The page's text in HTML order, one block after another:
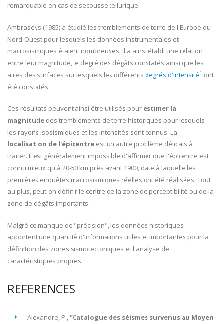
remarquable en cas de secousse tellurique.
Ambraseys (1985) a étudié les tremblements de terre de l'Europe du
Nord-Ouest pour lesquels les données instrumentales et
macrosismiques étaient nombreuses. Il a ainsi établi une relation
entre leur magnitude, le degré des dégâts constatés ainsi que les
aires des surfaces sur lesquels les différents degrés d'intensité1 ont
été constatés.
Ces résultats peuvent ainsi être utilisés pour estimer la
magnitude des tremblements de terre historiques pour lesquels
les rayons isosismiques et les intensités sont connus. La
localisation de l'épicentre est un autre problème délicats à
traiter. Il est généralement impossible d'affirmer que l'épicentre est
connu mieux qu'à 20-50 km près avant 1900, date à laquelle les
premières enquêtes macrosismiques réelles ont été réalisées. Tout
au plus, peut-on définir le centre de la zone de perceptibilité ou de la
zone de dégâts importants.
Malgré ce manque de "précision", les données historiques
apportent une quantité d'informations utiles et importantes pour la
définition des zones sismotectoniques et l'analyse de
caractéristiques propres.
REFERENCES
Alexandre, P., "Catalogue des séismes survenus au Moyen